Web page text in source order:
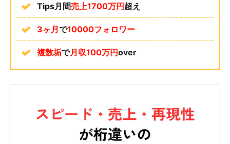
Tips月間売上1700万円超え
3ヶ月で10000フォロワー
複数垢で月収100万円over